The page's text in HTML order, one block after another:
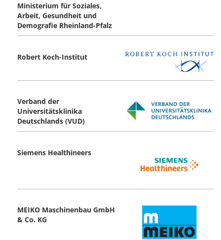
Ministerium für Soziales,
Arbeit, Gesundheit und
Demografie Rheinland-Pfalz
Robert Koch-Institut
Verband der
Universitätsklinika
Deutschlands (VUD)
Siemens Healthineers
MEIKO Maschinenbau GmbH
& Co. KG